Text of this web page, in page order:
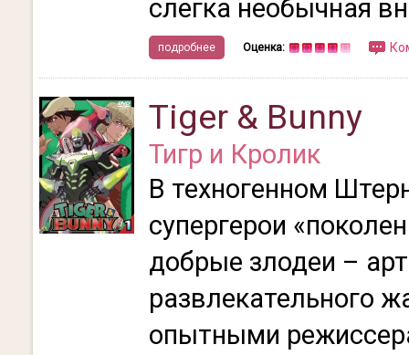
слегка необычная
подробнее Оценка:
Tiger & Bunny
Тигр и Кролик
В техногенном
супергерои
добрые злодеи –
развлекательного
опытными